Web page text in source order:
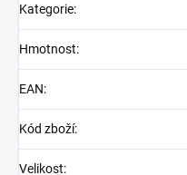
Kategorie:
Hmotnost:
EAN:
Kód zboží:
Velikost: